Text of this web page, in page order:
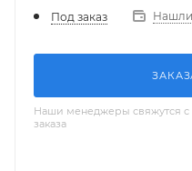
Под заказ
Наши менеджеры свяжутся с
заказа